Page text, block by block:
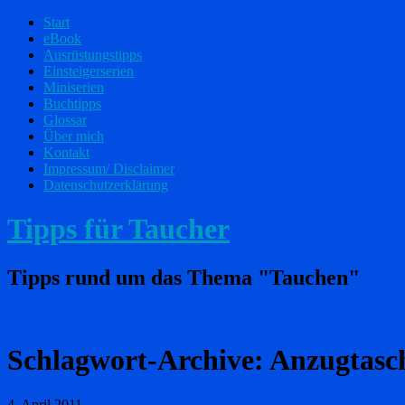
Start
eBook
Ausrüstungstipps
Einsteigerserien
Miniserien
Buchtipps
Glossar
Über mich
Kontakt
Impressum/ Disclaimer
Datenschutzerklärung
Tipps für Taucher
Tipps rund um das Thema "Tauchen"
Schlagwort-Archive: